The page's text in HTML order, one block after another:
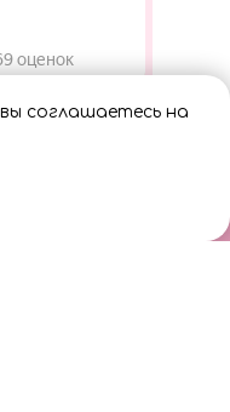
соглашаетесь на
Разработать сайт